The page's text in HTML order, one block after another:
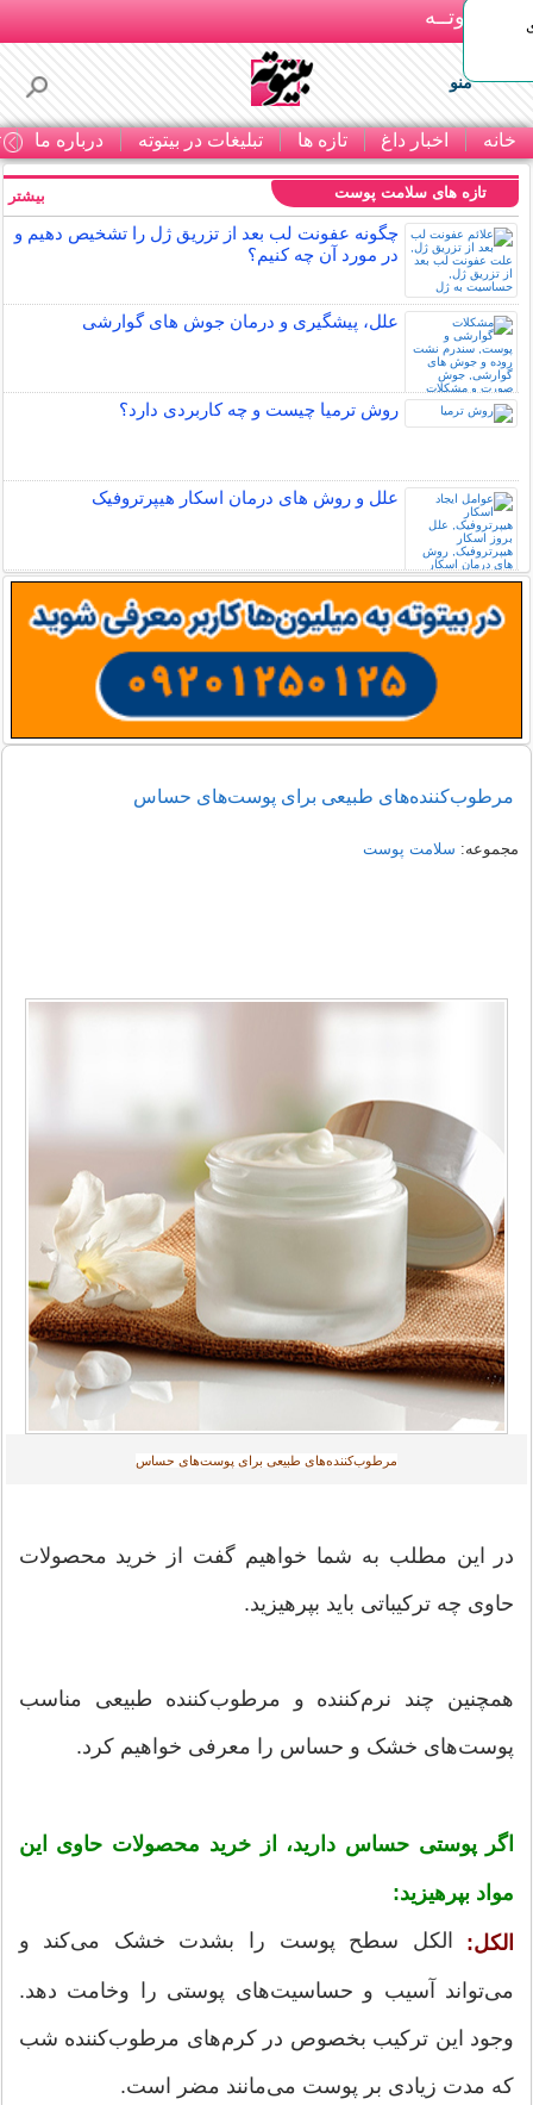
بـیتوتــه
منو
خانه اخبار داغ تازه ها تبلیغات در بیتوته درباره ما
تازه های سلامت پوست
چگونه عفونت لب بعد از تزریق ژل را تشخیص دهیم و
در مورد آن چه کنیم؟
علل، پیشگیری و درمان جوش های گوارشی
روش ترمیا چیست و چه کاربردی دارد؟
علل و روش های درمان اسکار هیپرتروفیک
بیشتر
مرطوب‌کننده‌های طبیعی برای پوست‌های حساس
مجموعه: سلامت پوست
مرطوب‌کننده‌های طبیعی برای پوست‌های حساس
در این مطلب به شما خواهیم گفت از خرید محصولات
حاوی چه ترکیباتی باید بپرهیزید.
همچنین چند نرم‌کننده و مرطوب‌کننده طبیعی مناسب
پوست‌های خشک و حساس را معرفی خواهیم کرد.
اگر پوستی حساس دارید، از خرید محصولات حاوی این
مواد بپرهیزید:
الکل: الکل سطح پوست را بشدت خشک می‌کند و
می‌تواند آسیب و حساسیت‌های پوستی را وخامت دهد.
وجود این ترکیب بخصوص در کرم‌های مرطوب‌کننده شب
که مدت زیادی بر پوست می‌مانند مضر است.